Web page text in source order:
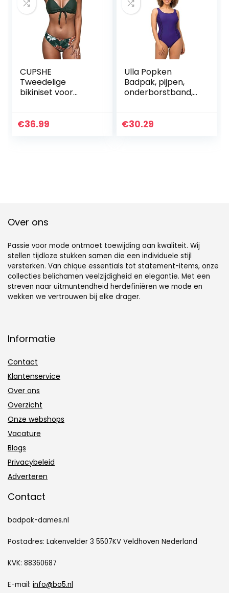
CUPSHE
Tweedelige
bikiniset voor
knoop konijntje
€36.99
Ulla Popken
Badpak, pijpen,
onderborstband,
Zwempak uit één
€30.29
Over ons
Passie voor mode ontmoet toewijding aan kwaliteit. Wij
stellen tijdloze stukken samen die een individuele stijl
versterken. Van chique essentials tot statement-items, onze
collecties belichamen veelzijdigheid en elegantie. Met een
streven naar uitmuntendheid herdefiniëren we mode en
wekken we vertrouwen bij elke drager.
Informatie
Contact
Klantenservice
Over ons
Overzicht
Onze webshops
Vacature
Blogs
Privacybeleid
Adverteren
Contact
badpak-dames.nl
Postadres: Lakenvelder 3 5507KV Veldhoven Nederland
KVK: 88360687
E-mail: info@bo5.nl